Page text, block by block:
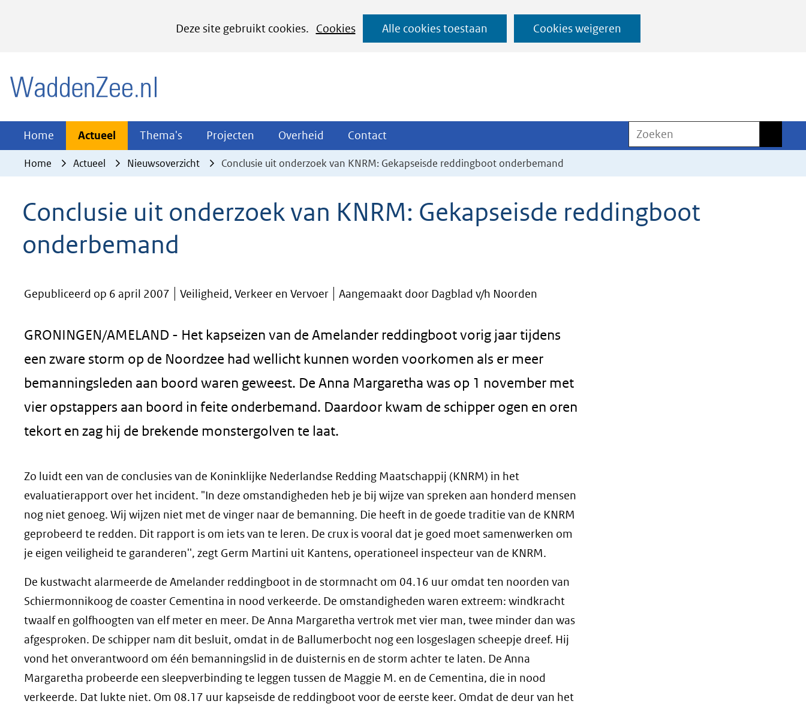
Deze site gebruikt cookies.
Cookies
het
cookies
website
worden
toegestaan
Alle cookies toestaan Cookies weigeren
Ga
naar
Home Actueel Actueel
Uitklappen
Thema's Thema's
Uitklappen
Projecten Projecten
Uitklappen
Overheid Overheid
Uitklappen
Contact
Uitklappen
Zoeken
Home Actueel Nieuwsoverzicht Conclusie uit onderzoek van KNRM: Gekapseisde reddingboot onderbemand
Conclusie uit onderzoek van KNRM: Gekapseisde reddingboot
onderbemand
Gepubliceerd op 6 april 2007 Veiligheid, Verkeer en Vervoer Aangemaakt door Dagblad v/h Noorden
GRONINGEN/AMELAND - Het kapseizen van de Amelander reddingboot vorig jaar tijdens
een zware storm op de Noordzee had wellicht kunnen worden voorkomen als er meer
bemanningsleden aan boord waren geweest. De Anna Margaretha was op 1 november met
vier opstappers aan boord in feite onderbemand. Daardoor kwam de schipper ogen en oren
tekort en zag hij de brekende monstergolven te laat.
Zo luidt een van de conclusies van de Koninklijke Nederlandse Redding Maatschappij (KNRM) in het
evaluatierapport over het incident. "In deze omstandigheden heb je bij wijze van spreken aan honderd mensen
nog niet genoeg. Wij wijzen niet met de vinger naar de bemanning. Die heeft in de goede traditie van de KNRM
geprobeerd te redden. Dit rapport is om iets van te leren. De crux is vooral dat je goed moet samenwerken om
je eigen veiligheid te garanderen'', zegt Germ Martini uit Kantens, operationeel inspecteur van de KNRM.
De kustwacht alarmeerde de Amelander reddingboot in de stormnacht om 04.16 uur omdat ten noorden van
Schiermonnikoog de coaster Cementina in nood verkeerde. De omstandigheden waren extreem: windkracht
twaalf en golfhoogten van elf meter en meer. De Anna Margaretha vertrok met vier man, twee minder dan was
afgesproken. De schipper nam dit besluit, omdat in de Ballumerbocht nog een losgeslagen scheepje dreef. Hij
vond het onverantwoord om één bemanningslid in de duisternis en de storm achter te laten. De Anna
Margaretha probeerde een sleepverbinding te leggen tussen de Maggie M. en de Cementina, die in nood
verkeerde. Dat lukte niet. Om 08.17 uur kapseisde de reddingboot voor de eerste keer. Omdat de deur van het